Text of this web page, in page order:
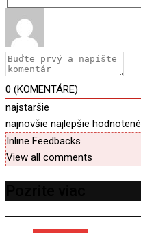
0 (KOMENTÁRE)
najstaršie
najnovšie najlepšie hodnotené
Inline Feedbacks
View all comments